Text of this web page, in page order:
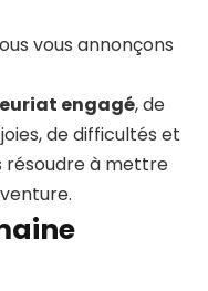
vous annonçons
engagé, de
de difficultés et
résoudre à mettre